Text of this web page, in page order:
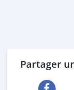
Partager